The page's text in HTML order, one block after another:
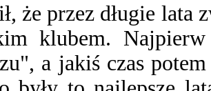
że przez długie lata
klubem.
a jakiś czas